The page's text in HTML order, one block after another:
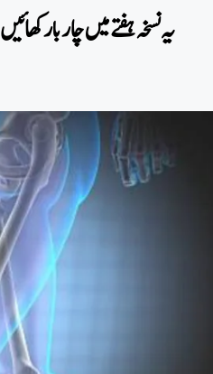
یہ نسخہ ہفتے میں چار بار